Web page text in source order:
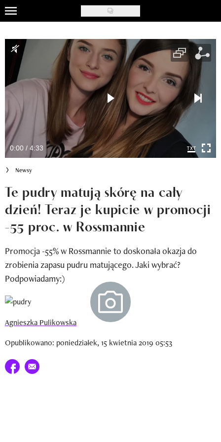
Skip
to
main
content
Moda
Ślub i wesele
Styl życia
Nasze akcje
Inspiracje
Newsy
Newsletter
Wizaz Summer Influ School
Mój profil / Zarejestruj się
0:00 / 4:33
Newsy
Te pudry matują skórę na cały
dzień! Teraz je kupicie w promocji
-55 proc. w Rossmannie
Promocja -55% w Rossmannie to doskonała okazja do
zrobienia zapasu pudru matującego. Jaki wybrać?
Podpowiadamy:)
Agnieszka Pulikowska
Opublikowano: poniedziałek, 15 kwietnia 2019 05:53
Udostępnij na facebook
E-mail do przyjaciela